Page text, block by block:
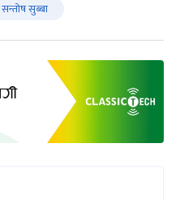
सन्तोष सुब्बा